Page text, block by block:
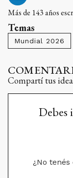
Más de 143 años
Temas
Mundial 2026
Compartí tus
Debes
¿No